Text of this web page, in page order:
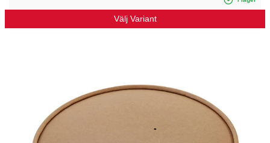
Välj Variant